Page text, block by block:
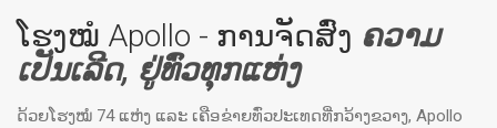
ໂຮງໝໍ Apollo - ການຈັດສົ່ງ ຄວາມ
ເປັນເລີດ, ຢູ່ທົ່ວທຸກແຫ່ງ
ດ້ວຍໂຮງໝໍ 74 ແຫ່ງ ແລະ ເຄືອຂ່າຍທົ່ວປະເທດທີ່ກວ້າງຂວາງ, Apollo